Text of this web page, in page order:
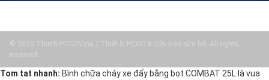
© 2025 ThietBiPCCCVina / Thiết bị PCCC & Cứu nạn cứu hộ. All rights
reserved.
Tom tat nhanh: Bình chữa cháy xe đẩy bằng bọt COMBAT 25L là vua